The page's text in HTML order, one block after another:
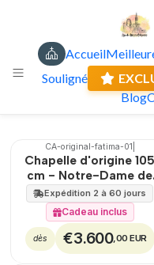
Accueil
Souligné
Blog
FR EUR
Wood statues
🇵🇹
EXCLUSIF
CA-original-fatima-01
Chapelle d'origine 105
cm - Notre-Dame de
Fatima
Expédition 2 à 60 jours
Cadeau inclus
dès €3.600,00 EUR